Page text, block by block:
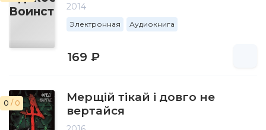
2014
Электронная Аудиокнига
169 ₽
0 / 0
Мерщій тікай і довго не
вертайся